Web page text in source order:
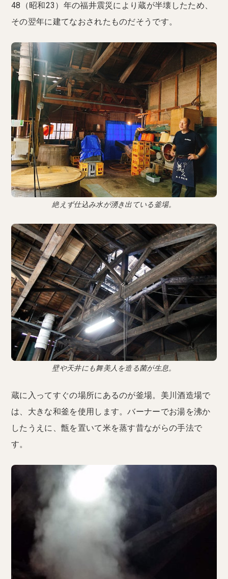
48（昭和23）年の福井震災により蔵が半壊したため、
その翌年に建てなおされたものだそうです。
絶えず仕込み水が湧き出ている釜場。
壁や天井にも舞美人を造る菌が生息。
蔵に入ってすぐの場所にあるのが釜場。美川酒造場で
は、大きな和釜を使用します。バーナーでお湯を沸か
したうえに、甑を置いて米を蒸す昔ながらの手法で
す。